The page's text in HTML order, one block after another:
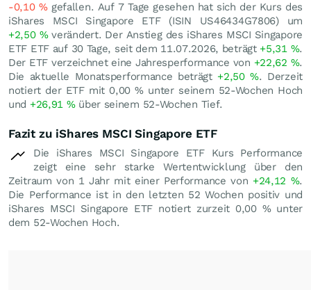
-0,10 %gefallen. Auf 7 Tage gesehen hat sich der Kurs des
iShares MSCI Singapore ETF (ISIN US46434G7806) um
+2,50 %verändert. Der Anstieg des iShares MSCI Singapore
ETF ETF auf 30 Tage, seit dem 11.07.2026, beträgt +5,31 %.
Der ETF verzeichnet eine Jahresperformance von +22,62 %.
Die aktuelle Monatsperformance beträgt +2,50%. Derzeit
notiert der ETF mit 0,00% unter seinem 52-Wochen Hoch
und +26,91 %über seinem 52-Wochen Tief.
Fazit zu iShares MSCI Singapore ETF
Die iShares MSCI Singapore ETF Kurs Performance
zeigt eine sehr starke Wertentwicklung über den
Zeitraum von 1 Jahr mit einer Performance von +24,12 %.
Die Performance ist in den letzten 52 Wochen positiv und
iShares MSCI Singapore ETF notiert zurzeit 0,00 %unter
dem 52-Wochen Hoch.